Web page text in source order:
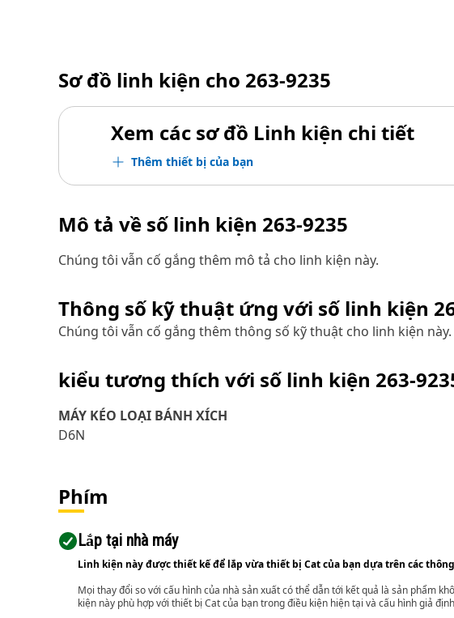
Sơ đồ linh kiện cho 263-9235
Xem các sơ đồ Linh kiện chi tiết
Thêm thiết bị của bạn
Mô tả về số linh kiện 263-9235
Chúng tôi vẫn cố gắng thêm mô tả cho linh kiện này.
Thông số kỹ thuật ứng với số linh kiện
Chúng tôi vẫn cố gắng thêm thông số kỹ thuật cho linh kiện này.
kiểu tương thích với số linh kiện 263-
MÁY KÉO LOẠI BÁNH XÍCH
D6N
Phím
Lắp tại nhà máy
Linh kiện này được thiết kế để lắp vừa thiết bị Cat của bạn dựa trên các
Mọi thay đổi so với cấu hình của nhà sản xuất có thể dẫn tới kết quả là sản phẩm
kiện này phù hợp với thiết bị Cat của bạn trong điều kiện hiện tại và cấu hình giả